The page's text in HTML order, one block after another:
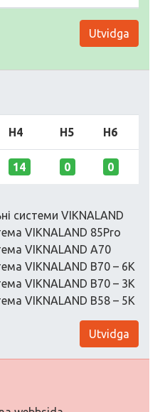
Utvidga
H4 H5 H6
14 0 0
системи VIKNALAND
VIKNALAND 85Pro
VIKNALAND A70
VIKNALAND B70 – 6K
VIKNALAND B70 – 3K
VIKNALAND B58 – 5K
Utvidga